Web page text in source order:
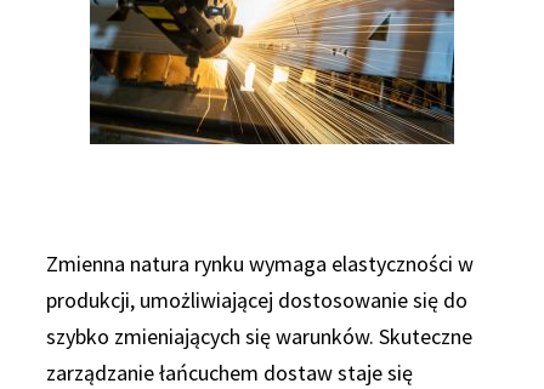
Zmienna natura rynku wymaga elastyczności w
produkcji, umożliwiającej dostosowanie się do
szybko zmieniających się warunków. Skuteczne
zarządzanie łańcuchem dostaw staje się